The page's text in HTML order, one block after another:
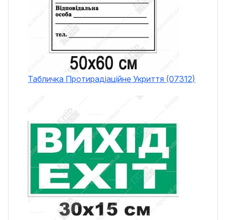
Табличка Протирадіаційне Укриття (07312)